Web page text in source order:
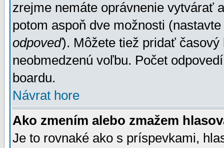
zrejme nemáte oprávnenie vytvárať
potom aspoň dve možnosti
odpoveď). Môžete tiež pridať
neobmedzenú voľbu. Počet
boardu.
Návrat hore
Ako zmením alebo zmažem
Je to rovnaké ako s príspevkami,